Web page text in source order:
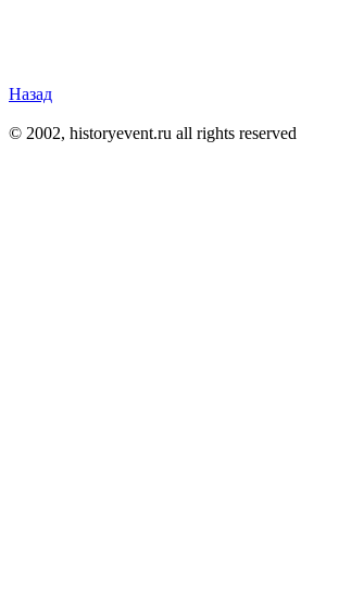
Назад
© 2002, historyevent.ru all rights reserved